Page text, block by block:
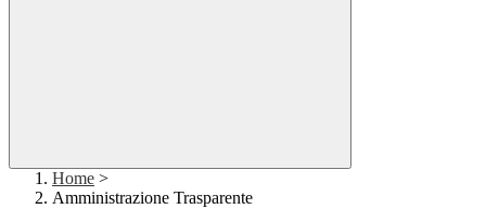
Home >
Amministrazione Trasparente